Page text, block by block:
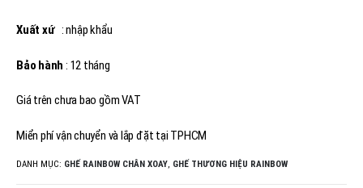
Xuất xứ: nhập khẩu
Bảo hành : 12 tháng
Giá trên chưa bao gồm VAT
Miển phí vận chuyển và lắp đặt tại TPHCM
DANH MỤC: GHẾ RAINBOW CHÂN XOAY, GHẾ THƯƠNG HIỆU RAINBOW